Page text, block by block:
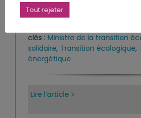
Par VT@2017
2019 | Catégories :
clés : Ministre de la transition
solidaire, Transition écologique,
énergétique
Lire l’article
Tout rejeter